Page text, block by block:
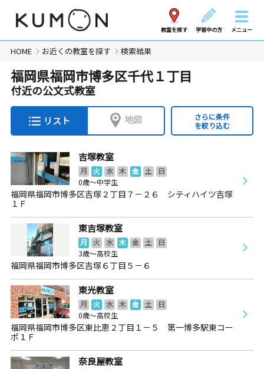
教室を探す 学習中の方 メニュー
HOME お近くの教室を探す 検索結果
福岡県福岡市博多区千代１丁目
付近の公文式教室
リスト 地図
さらに条件
を絞り込む
吉塚教室
月 火 水 木 金 土
日
0歳～中学生
福岡県福岡市博多区吉塚２丁目７－２６ シティハイツ吉塚
１Ｆ
東吉塚教室
月 火 水 木 金 土
日
3歳～高校生
福岡県福岡市博多区吉塚６丁目５－６
東光教室
月 火 水 木 金 土
日
0歳～高校生
福岡県福岡市博多区東比恵２丁目１－５ 第一博多駅東コー
ポ１Ｆ
奈良屋教室